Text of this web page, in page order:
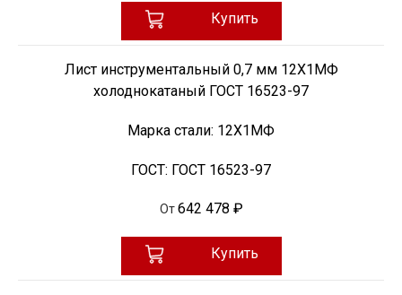
Купить
Лист инструментальный 0,7 мм 12Х1МФ
холоднокатаный ГОСТ 16523-97
Марка стали: 12Х1МФ
ГОСТ: ГОСТ 16523-97
От 642 478 ₽
Купить